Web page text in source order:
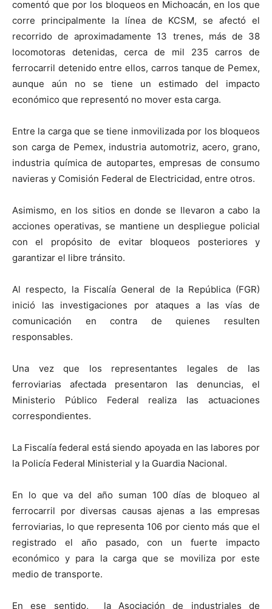
comentó que por los bloqueos en Michoacán, en los que
corre principalmente la línea de KCSM, se afectó el
recorrido de aproximadamente 13 trenes, más de 38
locomotoras detenidas, cerca de mil 235 carros de
ferrocarril detenido entre ellos, carros tanque de Pemex,
aunque aún no se tiene un estimado del impacto
económico que representó no mover esta carga.
Entre la carga que se tiene inmovilizada por los bloqueos
son carga de Pemex, industria automotriz, acero, grano,
industria química de autopartes, empresas de consumo
navieras y Comisión Federal de Electricidad, entre otros.
Asimismo, en los sitios en donde se llevaron a cabo la
acciones operativas, se mantiene un despliegue policial
con el propósito de evitar bloqueos posteriores y
garantizar el libre tránsito.
Al respecto, la Fiscalía General de la República (FGR)
inició las investigaciones por ataques a las vías de
comunicación en contra de quienes resulten
responsables.
Una vez que los representantes legales de las
ferroviarias afectada presentaron las denuncias, el
Ministerio Público Federal realiza las actuaciones
correspondientes.
La Fiscalía federal está siendo apoyada en las labores por
la Policía Federal Ministerial y la Guardia Nacional.
En lo que va del año suman 100 días de bloqueo al
ferrocarril por diversas causas ajenas a las empresas
ferroviarias, lo que representa 106 por ciento más que el
registrado el año pasado, con un fuerte impacto
económico y para la carga que se moviliza por este
medio de transporte.
En ese sentido, la Asociación de industriales de